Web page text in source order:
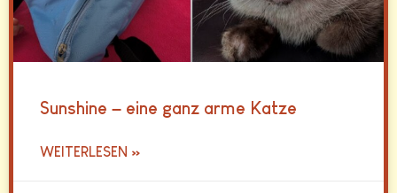
Sunshine – eine ganz arme Katze
WEITERLESEN »